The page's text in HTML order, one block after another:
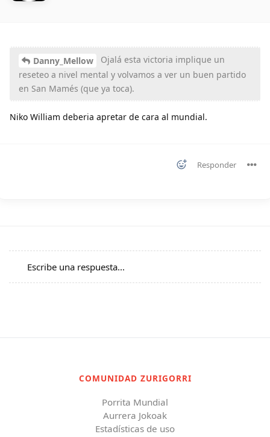
Danny_Mellow
Ojalá esta victoria implique un
reseteo a nivel mental y volvamos a ver un buen partido
en San Mamés (que ya toca).
Niko William deberia apretar de cara al mundial.
Responder
Escribe una respuesta...
COMUNIDAD ZURIGORRI
Porrita Mundial
Aurrera Jokoak
Estadísticas de uso